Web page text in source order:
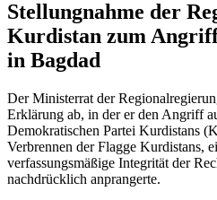
Stellungnahme der
Kurdistan zum
in Bagdad
Der Ministerrat der
Erklärung ab, in der er den Angriff
Demokratischen Partei Kurdistans
Verbrennen der Flagge Kurdistans,
verfassungsmäßige Integrität der
nachdrücklich anprangerte.